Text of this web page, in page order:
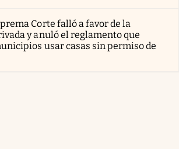
Corte falló a favor de la
y anuló el reglamento que
usar casas sin permiso de